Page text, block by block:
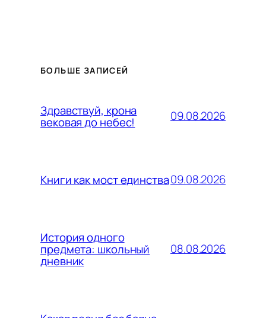
БОЛЬШЕ ЗАПИСЕЙ
Здравствуй, крона
вековая до небес! 09.08.2026
Книги как мост единства09.08.2026
История одного
предмета: школьный
дневник
08.08.2026